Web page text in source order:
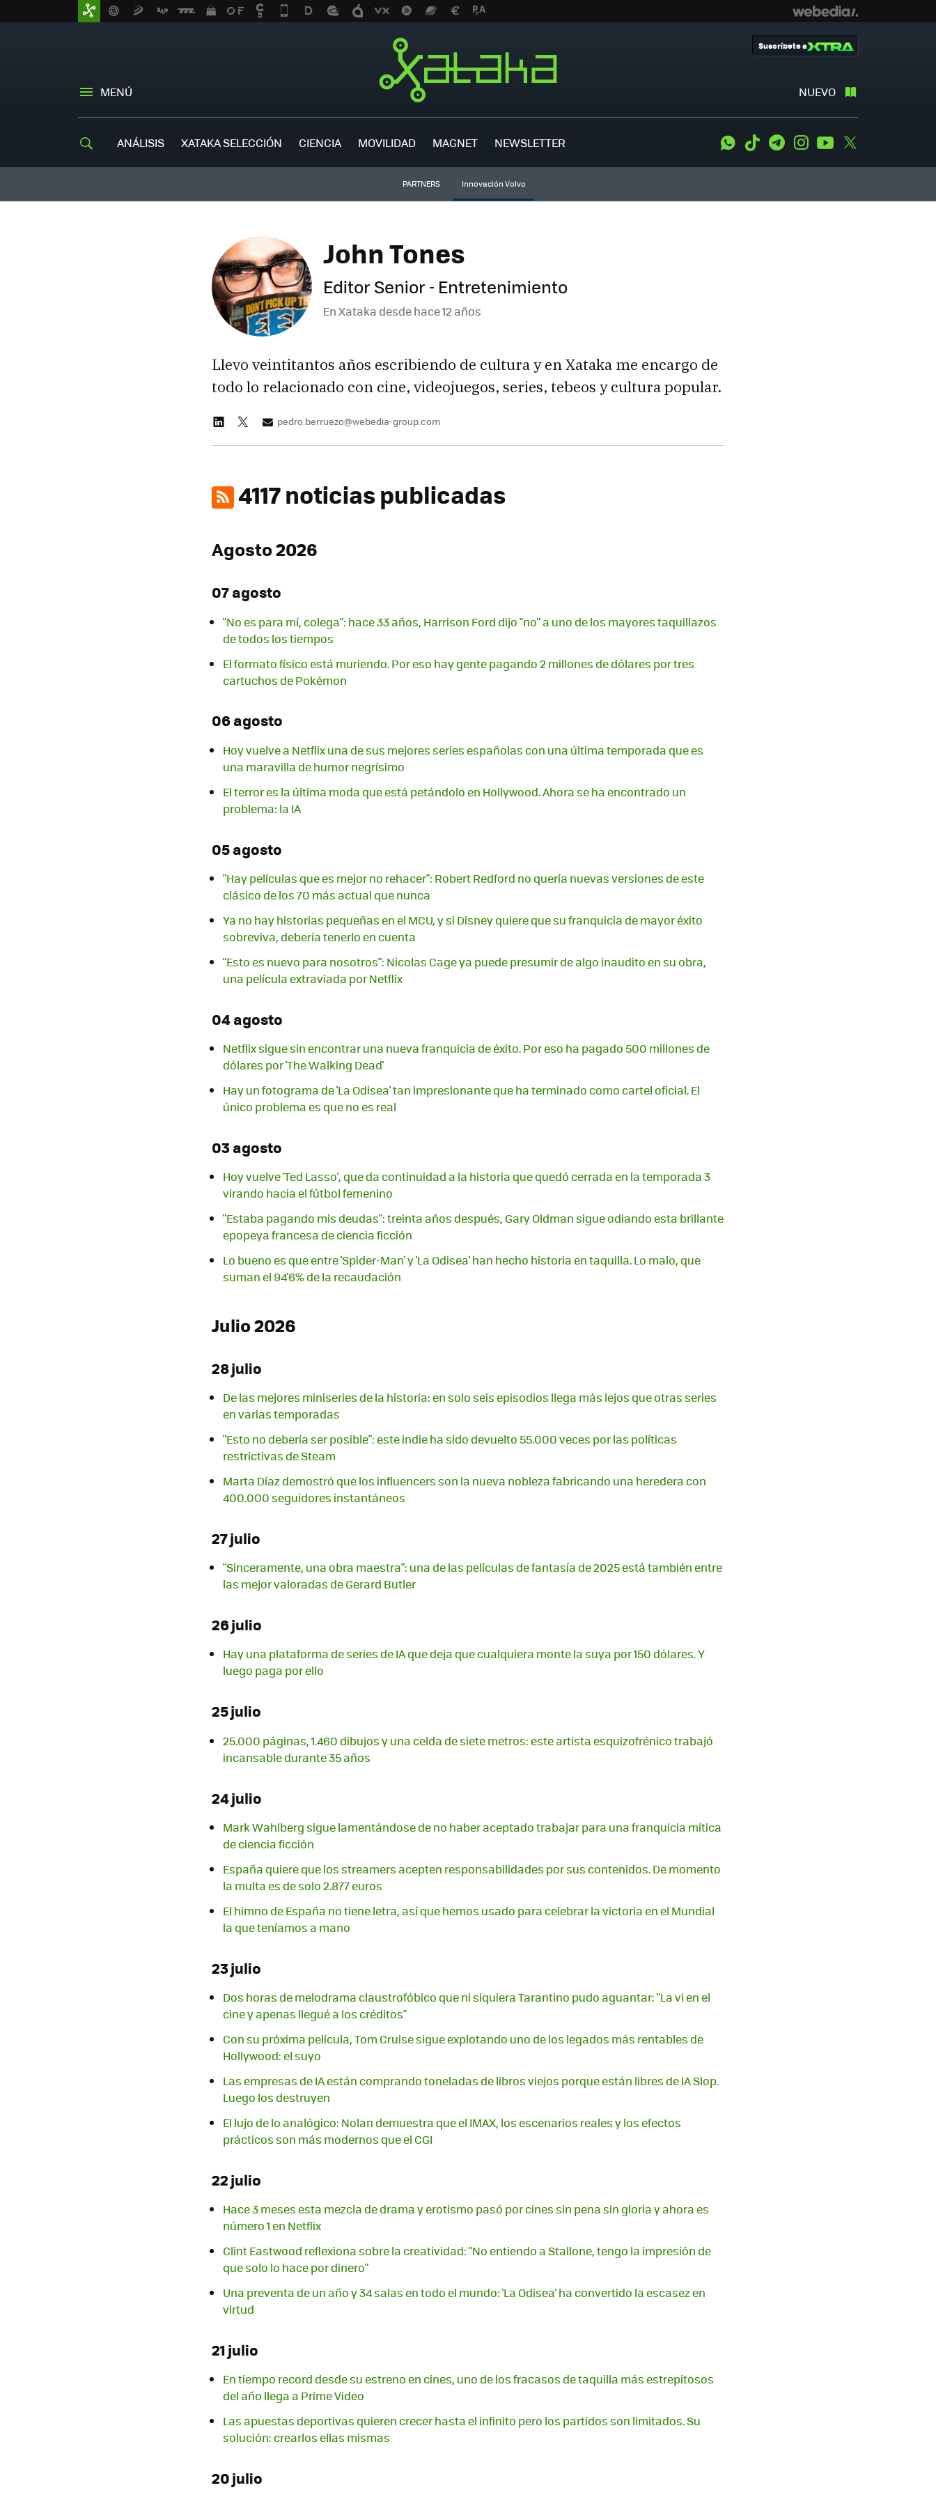
MENÚ NUEVO
Suscríbete a
ANÁLISIS XATAKA SELECCIÓN CIENCIA MOVILIDAD MAGNET NEWSLETTER WhatsApp
Tiktok TelegramInstagramYoutube
PARTNERS Innovación Volvo
John Tones
Editor Senior - Entretenimiento
En Xataka desdehace 12 años
Llevo veintitantos años escribiendo de cultura y en Xataka me encargo de
todo lo relacionado con cine, videojuegos, series, tebeos y cultura popular.
pedro.berruezo@webedia-group.com
4117 noticias publicadas
Agosto 2026
07 agosto
"No es para mí, colega": hace 33 años, Harrison Ford dijo "no" a uno de los mayores taquillazos
de todos los tiempos
El formato físico está muriendo. Por eso hay gente pagando 2 millones de dólares por tres
cartuchos de Pokémon
06 agosto
Hoy vuelve a Netflix una de sus mejores series españolas con una última temporada que es
una maravilla de humor negrísimo
El terror es la última moda que está petándolo en Hollywood. Ahora se ha encontrado un
problema: la IA
05 agosto
"Hay películas que es mejor no rehacer": Robert Redford no quería nuevas versiones de este
clásico de los 70 más actual que nunca
Ya no hay historias pequeñas en el MCU, y si Disney quiere que su franquicia de mayor éxito
sobreviva, debería tenerlo en cuenta
"Esto es nuevo para nosotros": Nicolas Cage ya puede presumir de algo inaudito en su obra,
una película extraviada por Netflix
04 agosto
Netflix sigue sin encontrar una nueva franquicia de éxito. Por eso ha pagado 500 millones de
dólares por 'The Walking Dead'
Hay un fotograma de 'La Odisea' tan impresionante que ha terminado como cartel oficial. El
único problema es que no es real
03 agosto
Hoy vuelve 'Ted Lasso', que da continuidad a la historia que quedó cerrada en la temporada 3
virando hacia el fútbol femenino
"Estaba pagando mis deudas": treinta años después, Gary Oldman sigue odiando esta brillante
epopeya francesa de ciencia ficción
Lo bueno es que entre 'Spider-Man' y 'La Odisea' han hecho historia en taquilla. Lo malo, que
suman el 94'6% de la recaudación
Julio 2026
28 julio
De las mejores miniseries de la historia: en solo seis episodios llega más lejos que otras series
en varias temporadas
"Esto no debería ser posible": este indie ha sido devuelto 55.000 veces por las políticas
restrictivas de Steam
Marta Díaz demostró que los influencers son la nueva nobleza fabricando una heredera con
400.000 seguidores instantáneos
27 julio
"Sinceramente, una obra maestra": una de las películas de fantasía de 2025 está también entre
las mejor valoradas de Gerard Butler
26 julio
Hay una plataforma de series de IA que deja que cualquiera monte la suya por 150 dólares. Y
luego paga por ello
25 julio
25.000 páginas, 1.460 dibujos y una celda de siete metros: este artista esquizofrénico trabajó
incansable durante 35 años
24 julio
Mark Wahlberg sigue lamentándose de no haber aceptado trabajar para una franquicia mítica
de ciencia ficción
España quiere que los streamers acepten responsabilidades por sus contenidos. De momento
la multa es de solo 2.877 euros
El himno de España no tiene letra, así que hemos usado para celebrar la victoria en el Mundial
la que teníamos a mano
23 julio
Dos horas de melodrama claustrofóbico que ni siquiera Tarantino pudo aguantar: "La vi en el
cine y apenas llegué a los créditos"
Con su próxima película, Tom Cruise sigue explotando uno de los legados más rentables de
Hollywood: el suyo
Las empresas de IA están comprando toneladas de libros viejos porque están libres de IA Slop.
Luego los destruyen
El lujo de lo analógico: Nolan demuestra que el IMAX, los escenarios reales y los efectos
prácticos son más modernos que el CGI
22 julio
Hace 3 meses esta mezcla de drama y erotismo pasó por cines sin pena sin gloria y ahora es
número 1 en Netflix
Clint Eastwood reflexiona sobre la creatividad: "No entiendo a Stallone, tengo la impresión de
que solo lo hace por dinero"
Una preventa de un año y 34 salas en todo el mundo: 'La Odisea' ha convertido la escasez en
virtud
21 julio
En tiempo record desde su estreno en cines, uno de los fracasos de taquilla más estrepitosos
del año llega a Prime Video
Las apuestas deportivas quieren crecer hasta el infinito pero los partidos son limitados. Su
solución: crearlos ellas mismas
20 julio